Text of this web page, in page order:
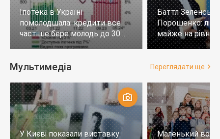
Іпотека в Україні
помолодшала: кредити все
частіше бере молодь до 30
років
Баттл
Порошенко:
майже на
тих, хто не
Мультимедіа Переглядати ще
У Києві показали виставку
Маленький